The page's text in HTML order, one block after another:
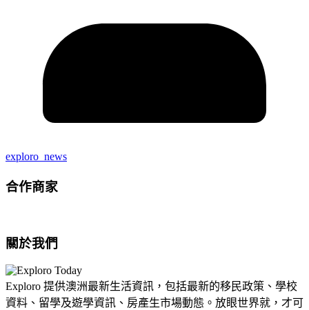
exploro_news
合作商家
關於我們
Exploro 提供澳洲最新生活資訊，包括最新的移民政策、學校
資料、留學及遊學資訊、房產生市場動態。放眼世界就，才可